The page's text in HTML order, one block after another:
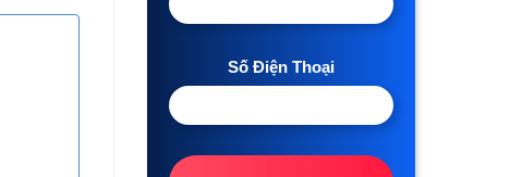
Số Điện Thoại